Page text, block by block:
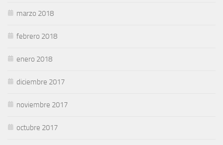
marzo 2018
febrero 2018
enero 2018
diciembre 2017
noviembre 2017
octubre 2017